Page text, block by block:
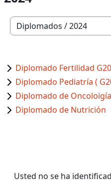
Categorías
Diplomado Fertilidad
Diplomado Pediatría (
Diplomado de
Diplomado de Nutrición
Usted no se ha